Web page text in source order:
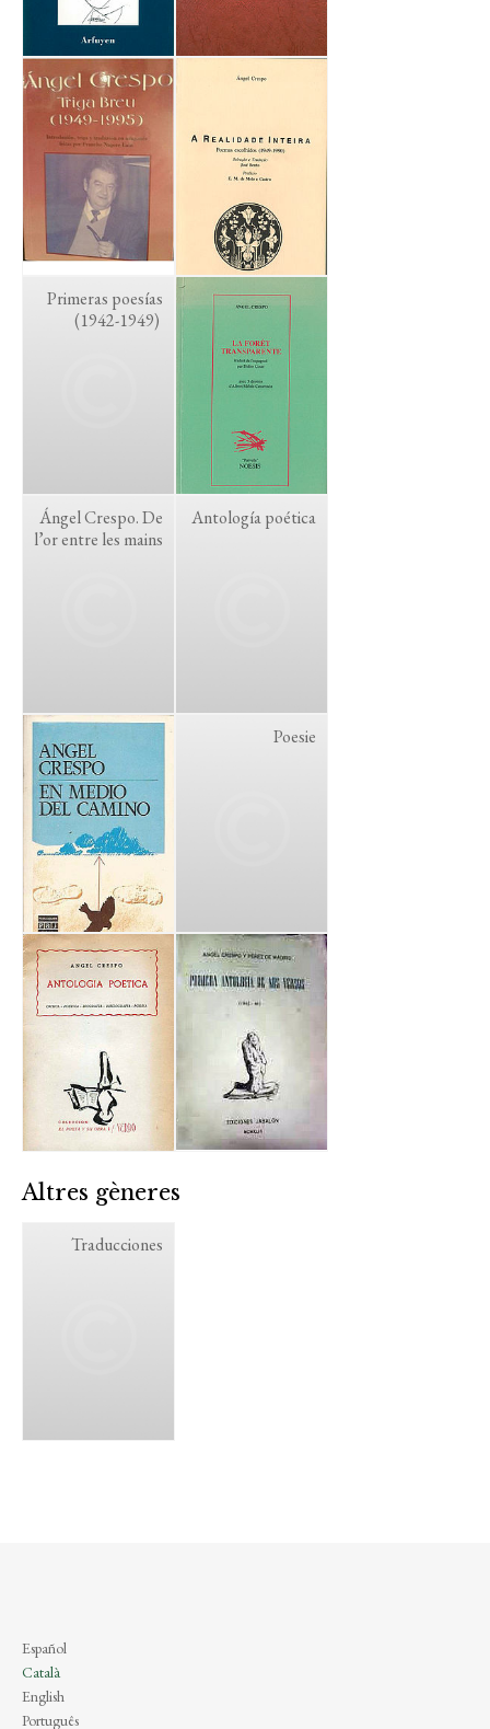
Primeras poesías
(1942-1949)
Ángel Crespo. De
l’or entre les mains
Antología poética
Poesie
Altres gèneres
Traducciones
Español
Català
English
Português